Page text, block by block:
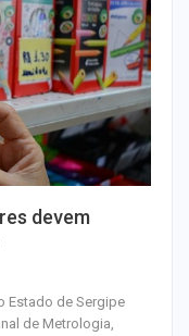
devem
Estado de Sergipe
de Metrologia,